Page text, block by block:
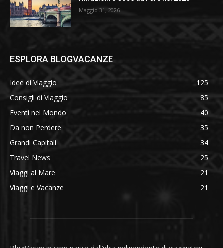
Maggio 31, 2026
ESPLORA BLOGVACANZE
Idee di Viaggio
125
Consigli di Viaggio
85
Eventi nel Mondo
40
Da non Perdere
35
Grandi Capitali
34
Travel News
25
Viaggi al Mare
21
Viaggi e Vacanze
21